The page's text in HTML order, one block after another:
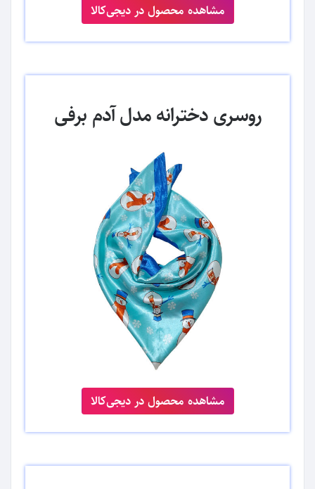
مشاهده محصول در دیجی‌کالا
روسری دخترانه مدل آدم برفی
مشاهده محصول در دیجی‌کالا